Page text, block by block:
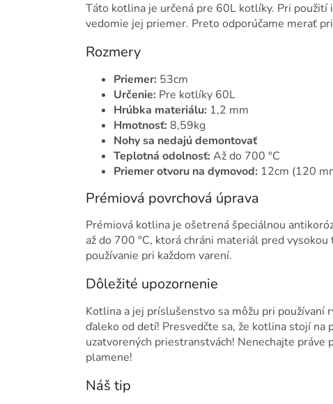
Táto kotlina je určená pre 60L kotlíky. Pri
vedomie jej priemer. Preto odporúčame merať
Rozmery
Priemer: 53cm
Určenie: Pre kotlíky 60L
Hrúbka materiálu: 1,2 mm
Hmotnosť: 8,59kg
Nohy sa nedajú demontovať
Teplotná odolnosť: Až do 700 °C
Priemer otvoru na dymovod: 12cm (120
Prémiová povrchová úprava
Prémiová kotlina je ošetrená špeciálnou
až do 700 °C, ktorá chráni materiál pred
používanie pri každom varení.
Dôležité upozornenie
Kotlina a jej príslušenstvo sa môžu pri používaní
ďaleko od detí! Presvedčte sa, že kotlina stojí na
uzatvorených priestranstvách! Nenechajte práve
plamene!
Náš tip